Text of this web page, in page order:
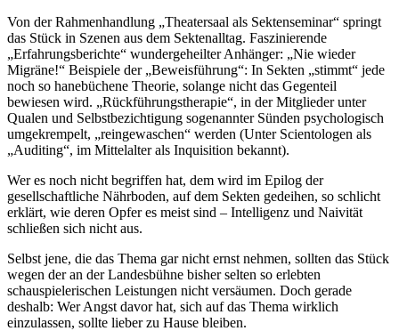
Von der Rahmenhandlung „Theatersaal als Sektenseminar“ springt
das Stück in Szenen aus dem Sektenalltag. Faszinierende
„Erfahrungsberichte“ wundergeheilter Anhänger: „Nie wieder
Migräne!“ Beispiele der „Beweisführung“: In Sekten „stimmt“ jede
noch so hanebüchene Theorie, solange nicht das Gegenteil
bewiesen wird. „Rückführungstherapie“, in der Mitglieder unter
Qualen und Selbstbezichtigung sogenannter Sünden psychologisch
umgekrempelt, „reingewaschen“ werden (Unter Scientologen als
„Auditing“, im Mittelalter als Inquisition bekannt).
Wer es noch nicht begriffen hat, dem wird im Epilog der
gesellschaftliche Nährboden, auf dem Sekten gedeihen, so schlicht
erklärt, wie deren Opfer es meist sind – Intelligenz und Naivität
schließen sich nicht aus.
Selbst jene, die das Thema gar nicht ernst nehmen, sollten das Stück
wegen der an der Landesbühne bisher selten so erlebten
schauspielerischen Leistungen nicht versäumen. Doch gerade
deshalb: Wer Angst davor hat, sich auf das Thema wirklich
einzulassen, sollte lieber zu Hause bleiben.